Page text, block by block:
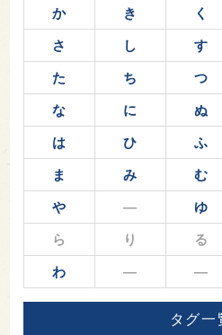
か き く
さ し す
た ち つ
な に ぬ
は ひ ふ
ま み む
や ― ゆ
ら り る
わ ― ―
タグ一